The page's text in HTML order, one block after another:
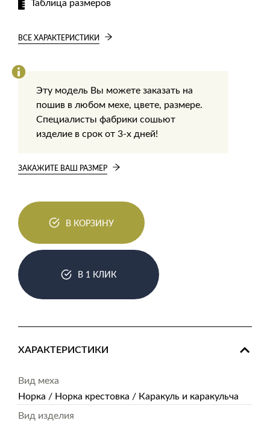
Таблица размеров
ВСЕ ХАРАКТЕРИСТИКИ
Эту модель Вы можете заказать на
пошив в любом мехе, цвете, размере.
Специалисты фабрики сошьют
изделие в срок от 3-х дней!
ЗАКАЖИТЕ ВАШ РАЗМЕР
В КОРЗИНУ
В 1 КЛИК
ХАРАКТЕРИСТИКИ
Вид меха
Норка / Норка крестовка / Каракуль и каракульча
Вид изделия